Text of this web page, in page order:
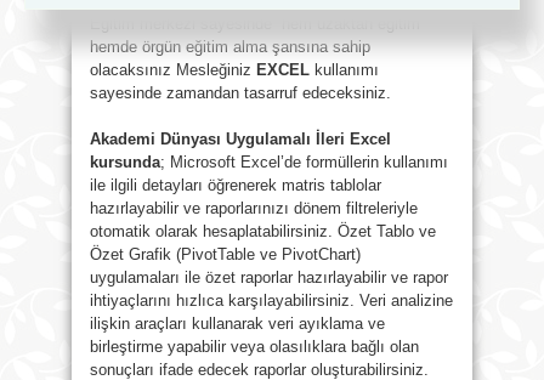
hemde örgün eğitim alma şansına sahip
olacaksınız Mesleğiniz EXCEL kullanımı
sayesinde zamandan tasarruf edeceksiniz.
Akademi Dünyası Uygulamalı İleri Excel
kursunda; Microsoft Excel’de formüllerin kullanımı
ile ilgili detayları öğrenerek matris tablolar
hazırlayabilir ve raporlarınızı dönem filtreleriyle
otomatik olarak hesaplatabilirsiniz. Özet Tablo ve
Özet Grafik (PivotTable ve PivotChart)
uygulamaları ile özet raporlar hazırlayabilir ve rapor
ihtiyaçlarını hızlıca karşılayabilirsiniz. Veri analizine
ilişkin araçları kullanarak veri ayıklama ve
birleştirme yapabilir veya olasılıklara bağlı olan
sonuçları ifade edecek raporlar oluşturabilirsiniz.